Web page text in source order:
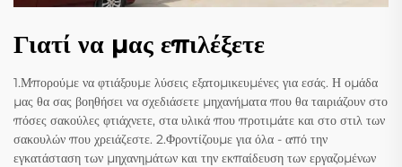
Γιατί να μας επιλέξετε
1.Μπορούμε να φτιάξουμε λύσεις εξατομικευμένες για εσάς. Η ομάδα
μας θα σας βοηθήσει να σχεδιάσετε μηχανήματα που θα ταιριάζουν στο
πόσες σακούλες φτιάχνετε, στα υλικά που προτιμάτε και στο στιλ των
σακουλών που χρειάζεστε. 2.Φροντίζουμε για όλα - από την
εγκατάσταση των μηχανημάτων και την εκπαίδευση των εργαζομένων